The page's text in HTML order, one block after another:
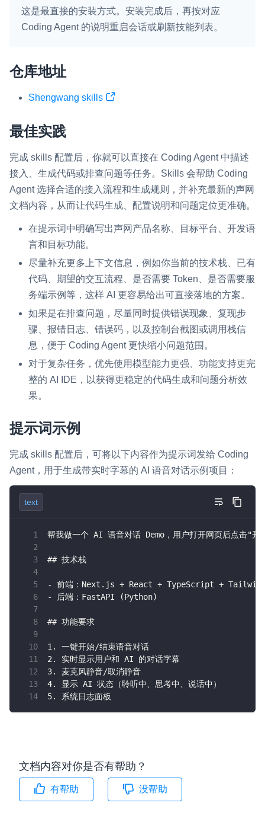
互动白板
快速实现多人实时互动白板协作
实现智能硬件和微信小程序之间的实时音视频互通
内容审核
程
云市场
一站式实时互动模块的选型、购买、账号打通
SDK 拓展插件
拓展 SDK 能力，打造更具个性化的音视频互动效果
媒体服务
使用录制、推流、拉流等服务丰富互动体验
输入在线媒体流
云端转码 RTMP 网关
RTC 服务端 SDK
与 RTC 客户端 SDK 互通，实现收发流
水晶球
控制台
开通和管理声网各项产品服务的统一入口
低代码应用平台
灵动会议 NEW
低代码集成、灵活定制、超低延时的音视频会议
这是最直接的安装方式。安装完成后，再按对应
Coding Agent 的说明重启会话或刷新技能列表。
仓库地址
Shengwang skills
最佳实践
完成 skills 配置后，你就可以直接在 Coding Agent 中描述
接入、生成代码或排查问题等任务。Skills 会帮助 Coding
Agent 选择合适的接入流程和生成规则，并补充最新的声网
文档内容，从而让代码生成、配置说明和问题定位更准确。
在提示词中明确写出声网产品名称、目标平台、开发语
言和目标功能。
尽量补充更多上下文信息，例如你当前的技术栈、已有
代码、期望的交互流程、是否需要 Token、是否需要服
务端示例等，这样 AI 更容易给出可直接落地的方案。
如果是在排查问题，尽量同时提供错误现象、复现步
骤、报错日志、错误码，以及控制台截图或调用栈信
息，便于 Coding Agent 更快缩小问题范围。
对于复杂任务，优先使用模型能力更强、功能支持更完
整的 AI IDE，以获得更稳定的代码生成和问题分析效
果。
提示词示例
完成 skills 配置后，可将以下内容作为提示词发给 Coding
Agent，用于生成带实时字幕的 AI 语音对话示例项目：
text
帮我做一个 AI 语音对话 Demo，用户打开网页后点击"
## 技术栈
- 前端：Next.js + React + TypeScript + Tailwind
- 后端：FastAPI (Python)
## 功能要求
1. 一键开始/结束语音对话
2. 实时显示用户和 AI 的对话字幕
3. 麦克风静音/取消静音
4. 显示 AI 状态（聆听中、思考中、说话中）
5. 系统日志面板
文档内容对你是否有帮助？
有帮助 没帮助